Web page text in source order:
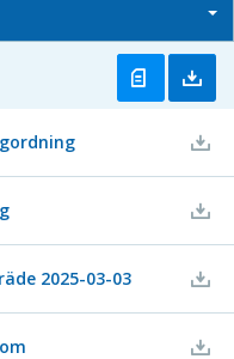
2025-03-03